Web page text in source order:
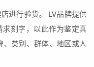
进行验货。 LV品牌提供
刻字，以此作为鉴定真
、类别、群体、地区或人